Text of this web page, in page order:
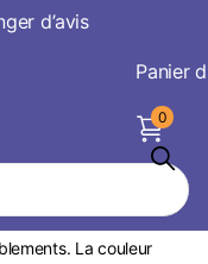
d’avis
Panier
0
lumineux et édifiant
La couleur